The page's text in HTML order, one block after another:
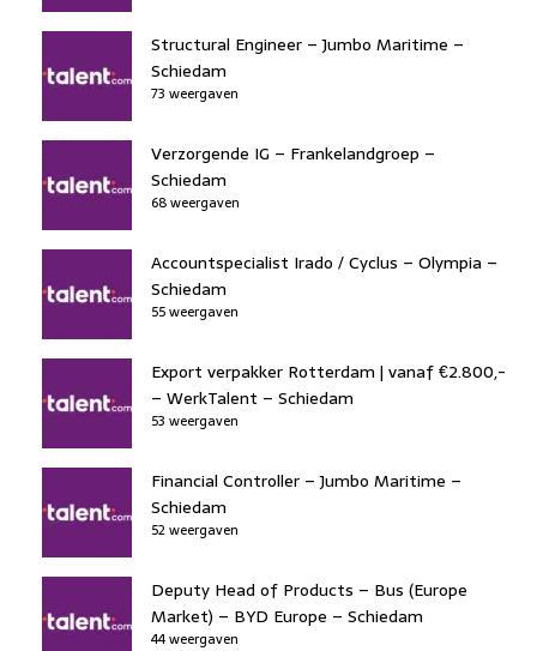
Structural Engineer – Jumbo Maritime –
Schiedam
73 weergaven
Verzorgende IG – Frankelandgroep –
Schiedam
68 weergaven
Accountspecialist Irado / Cyclus – Olympia –
Schiedam
55 weergaven
Export verpakker Rotterdam | vanaf €2.800,-
– WerkTalent – Schiedam
53 weergaven
Financial Controller – Jumbo Maritime –
Schiedam
52 weergaven
Deputy Head of Products – Bus (Europe
Market) – BYD Europe – Schiedam
44 weergaven